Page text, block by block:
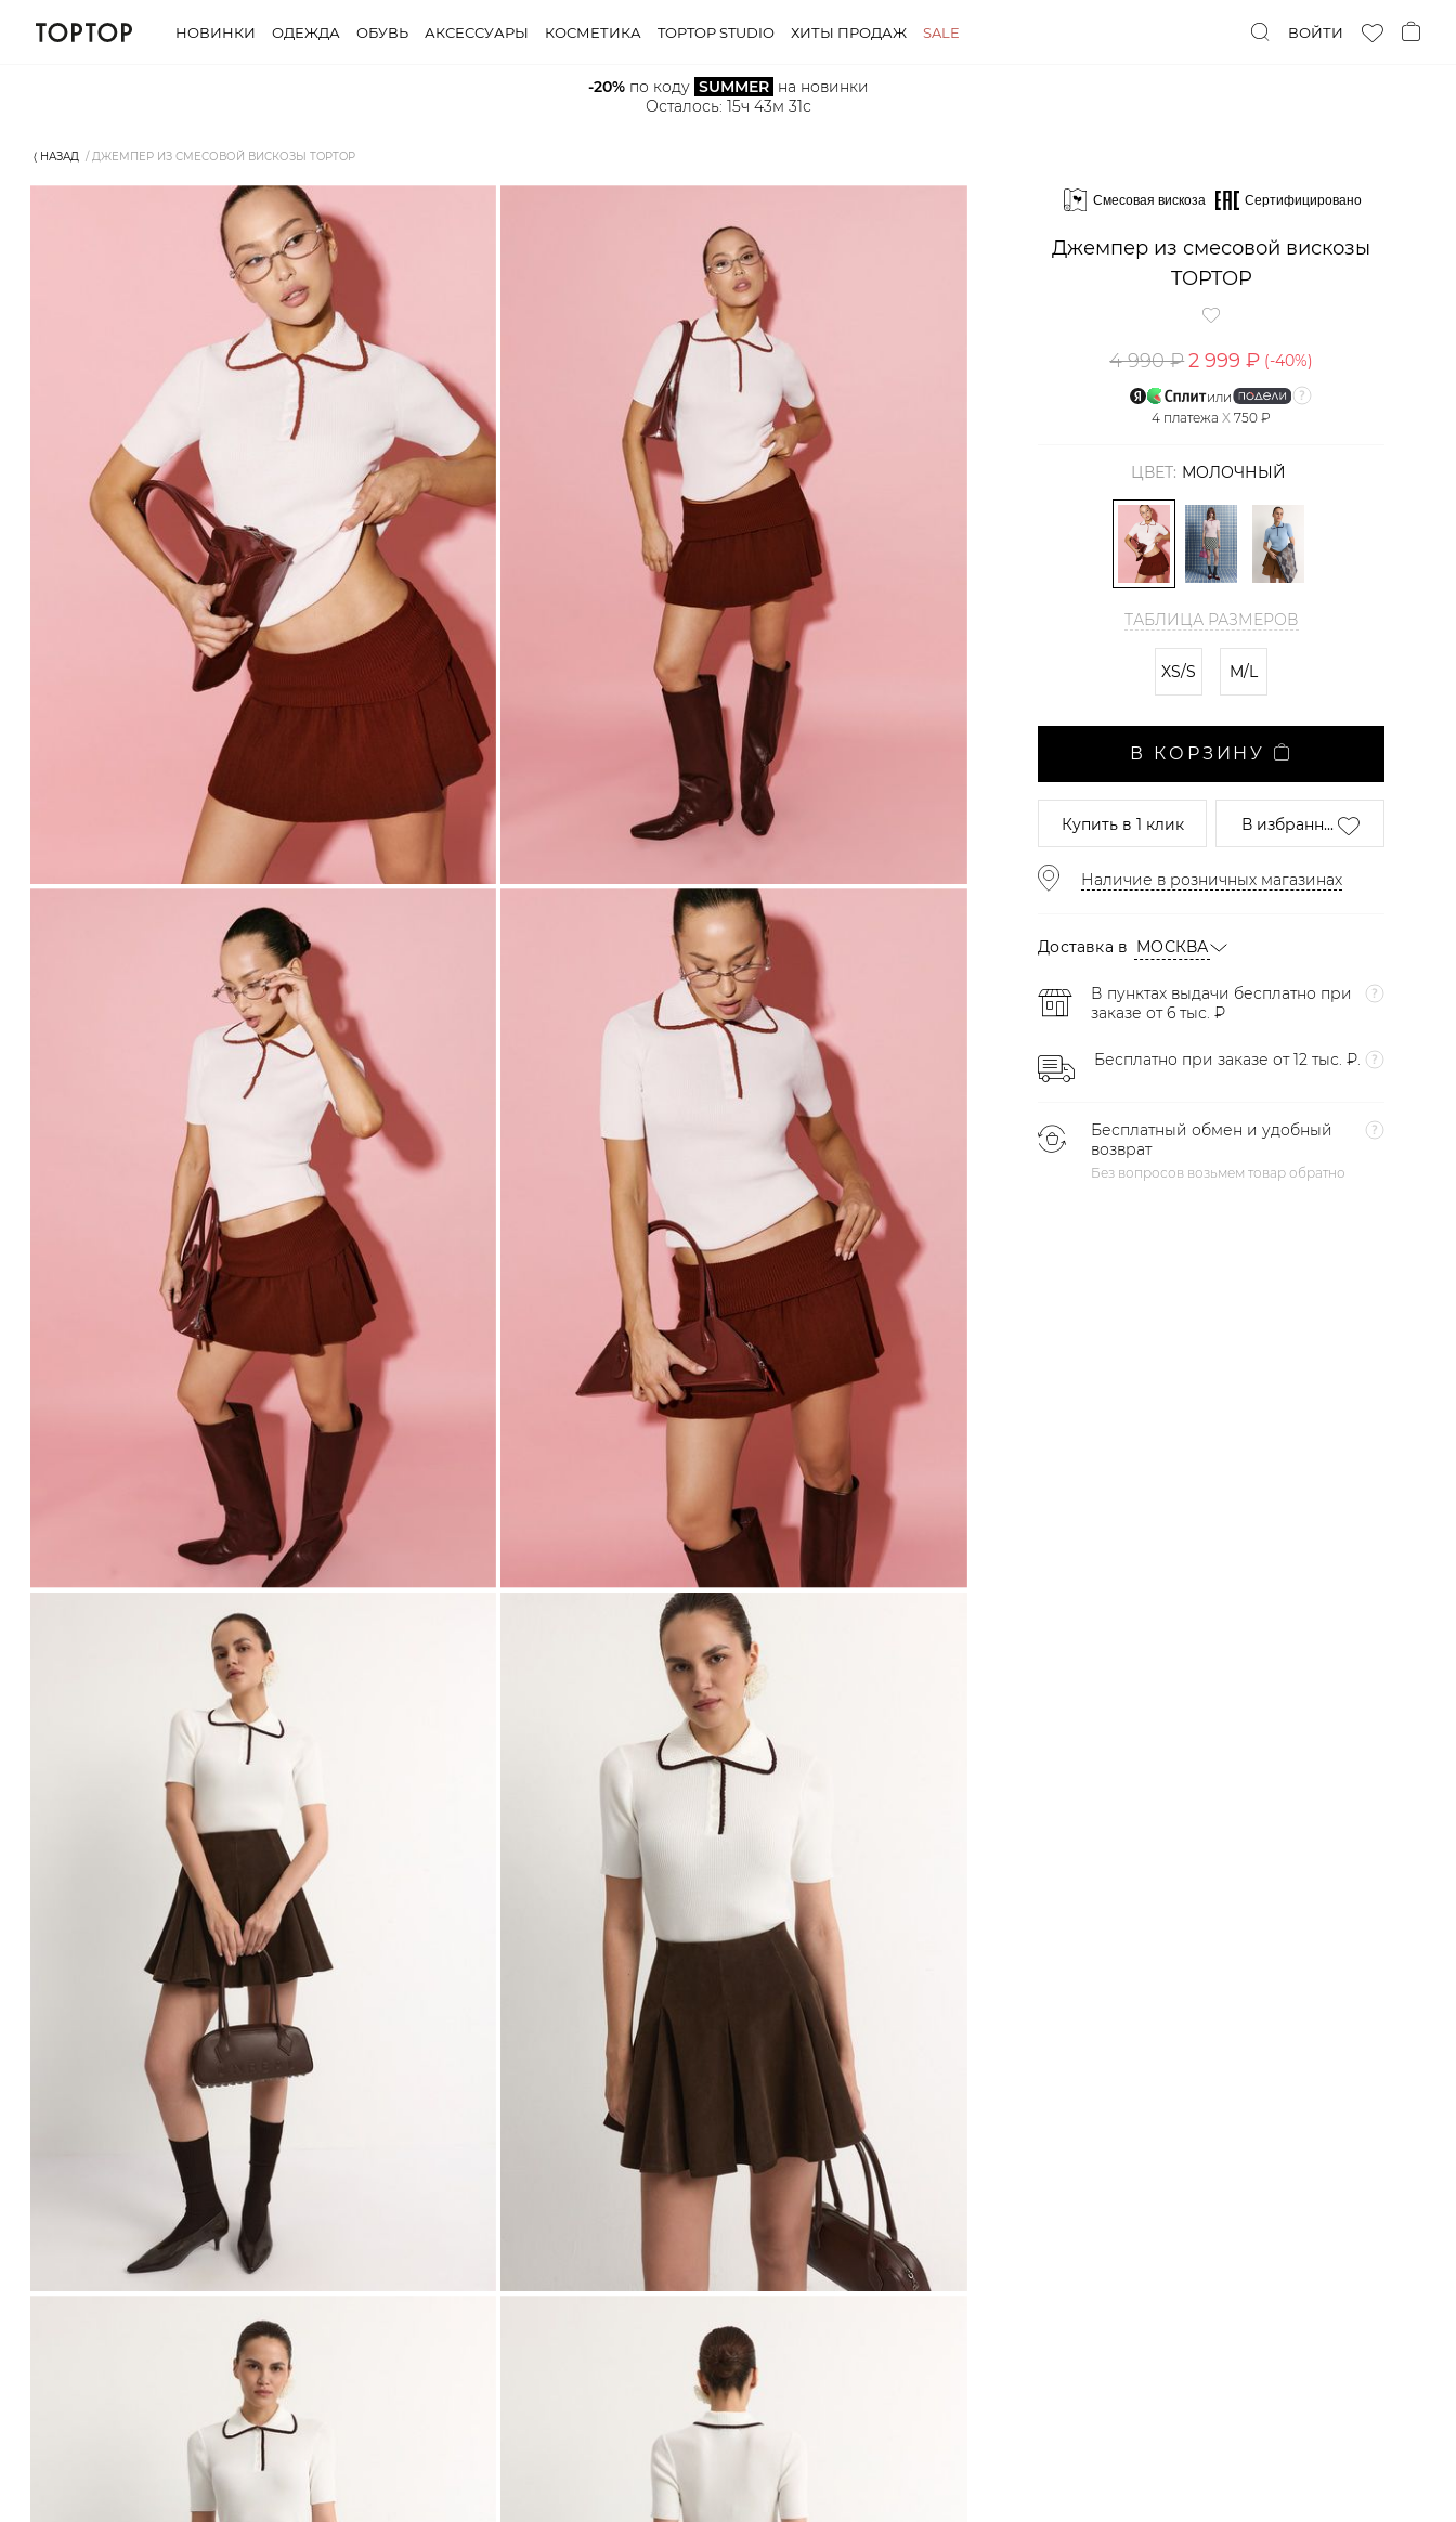
НОВИНКИ ОДЕЖДА ОБУВЬ АКСЕССУАРЫ КОСМЕТИКА TOPTOP STUDIO ХИТЫ ПРОДАЖ SALE ВОЙТИ
-20% по коду SUMMER на новинки
Осталось: 15ч 43м 30с
⟨ НАЗАД ДЖЕМПЕР ИЗ СМЕСОВОЙ ВИСКОЗЫ TOPTOP
Смесовая вискоза Сертифицировано
Джемпер из смесовой вискозы
TOPTOP
4 990 ₽2 999 ₽ (-40%)
или
4 платежаX 750 ₽
ЦВЕТ: МОЛОЧНЫЙ
ТАБЛИЦА РАЗМЕРОВ
XS/S M/L
В КОРЗИНУ
Купитьв 1 клик В избранн...
Наличие в розничных магазинах
Доставка в МОСКВА
В пунктах выдачи бесплатно при
заказе от 6 тыс. ₽
Бесплатно при заказе от 12 тыс. ₽.
Бесплатный обмен и удобный
возврат
Без вопросов возьмем товар обратно